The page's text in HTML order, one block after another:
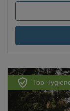
Top